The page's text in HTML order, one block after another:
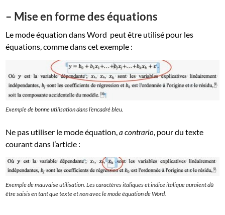
– Mise en forme des équations
Le mode équation dans Word peut être utilisé pour les
équations, comme dans cet exemple :
Exemple de bonne utilisation dans l’encadré bleu.
Ne pas utiliser le mode équation,a contrario , pour du texte
courant dans l’article :
Exemple de mauvaise utilisation. Les caractères italiques et indice italique auraient dû
être saisis en tant que texte et non avec le mode équation de Word.